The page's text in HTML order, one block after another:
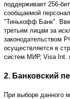
поддерживает 256-
сообщаемой
"Тинькофф Банк".
третьим лицам за
законодательством
осуществляется в
систем МИР, Visa Int.
2. Банковский
При выборе данного